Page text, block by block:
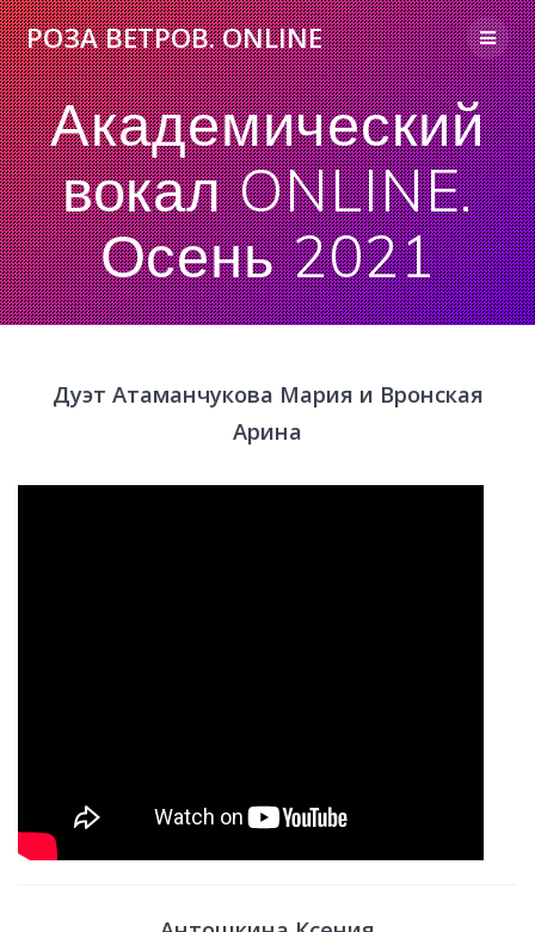
Skip
to
content
РОЗАВЕТРОВ.ONLINE
Академический
вокал ONLINE.
Осень 2021
Дуэт Атаманчукова Мария и Вронская
Арина